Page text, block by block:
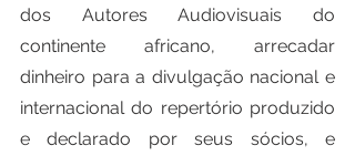
dos Autores Audiovisuais do
continente africano, arrecadar
dinheiro para a divulgação nacional e
internacional do repertório produzido
e declarado por seus sócios, e